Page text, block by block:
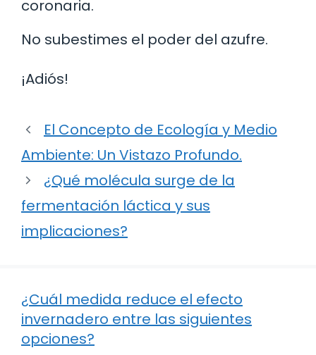
coronaria.
No subestimes el poder del azufre.
¡Adiós!
El Concepto de Ecología y Medio
Ambiente: Un Vistazo Profundo.
¿Qué molécula surge de la
fermentación láctica y sus
implicaciones?
¿Cuál medida reduce el efecto
invernadero entre las siguientes
opciones?